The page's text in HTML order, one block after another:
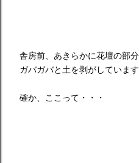
舎房前、あきらかに花壇の部
ガバガバと土を剥がしています
確か、ここって・・・